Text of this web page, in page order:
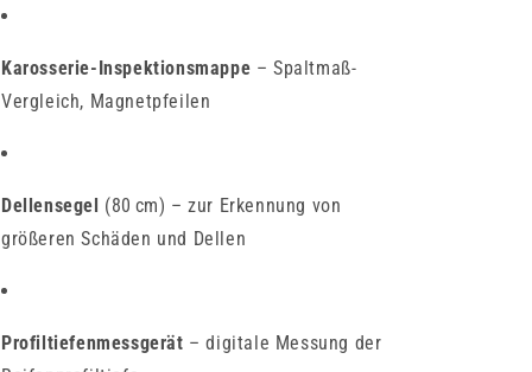
Karosserie-Inspektionsmappe – Spaltmaß-
Vergleich, Magnetpfeilen
Dellensegel (80 cm) – zur Erkennung von
größeren Schäden und Dellen
Profiltiefenmessgerät – digitale Messung der